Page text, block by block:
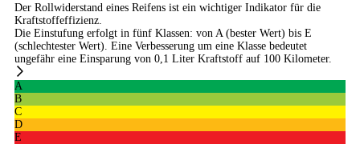
Der Rollwiderstand eines Reifens ist ein wichtiger Indikator für die
Kraftstoffeffizienz.
Die Einstufung erfolgt in fünf Klassen: von A (bester Wert) bis E
(schlechtester Wert). Eine Verbesserung um eine Klasse bedeutet
ungefähr eine Einsparung von 0,1 Liter Kraftstoff auf 100 Kilometer.
A
B
C
D
E